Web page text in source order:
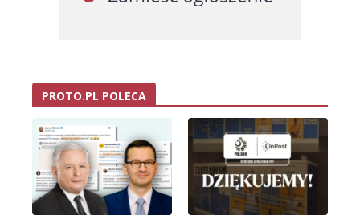
PROTO.PL POLECA